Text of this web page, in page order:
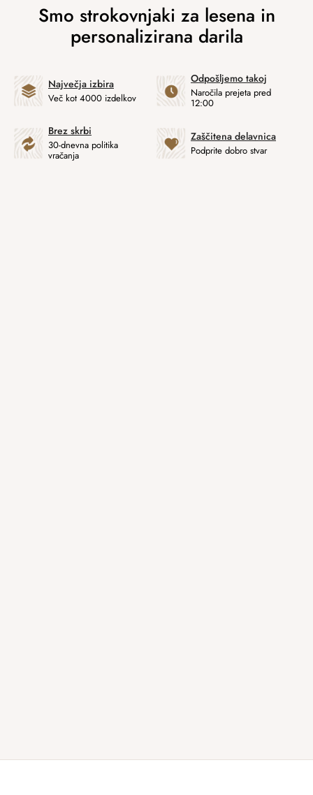
Največja izbira
Več kot 4000 izdelkov
Odpošljemo takoj
Naročila prejeta pred
12:00
Brez skrbi
30-dnevna politika
vračanja
Zaščitena delavnica
Podprite dobro stvar